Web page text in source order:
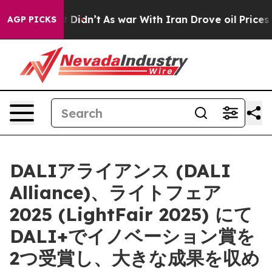
AGP PICKS
it Didn’t As war With Iran Drove oil Prices
DALIアライアンス (DALI
Alliance)、ライトフェア
2025 (LightFair 2025) にて
DALI+でイノベーション賞を
2つ受賞し、大きな成果を収め